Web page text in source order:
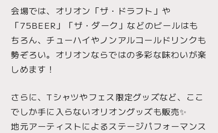
会場では、オリオン「ザ・ドラフト」や
「75BEER」「ザ・ダーク」などのビールはも
ちろん、チューハイやノンアルコールドリンクも
勢ぞろい。オリオンならではの多彩な味わいが楽
しめます！
さらに、Tシャツやフェス限定グッズなど、ここ
でしか手に入らないオリオングッズも販売✨
地元アーティストによるステージパフォーマンス